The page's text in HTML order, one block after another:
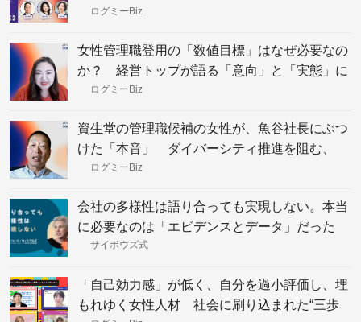
を入れられない会社の末路
ログミーBiz
女性管理職登用の「数値目標」はなぜ必要なの
か？ 経営トップが語る「意向」と「実態」に
差が出る理由
ログミーBiz
資生堂の管理職候補の女性が、魚谷社長にぶつ
けた「本音」 ダイバーシティ推進を阻む、
「リーダー」に対する思い込み
ログミーBiz
会社の多様性は語り合っても実現しない。本当
に必要なのは「エビデンスとデータ」だった
サイボウズ式
「自己効力感」が低く、自分を過小評価し、埋
もれゆく女性人材 社会に刷り込まれた“三歩